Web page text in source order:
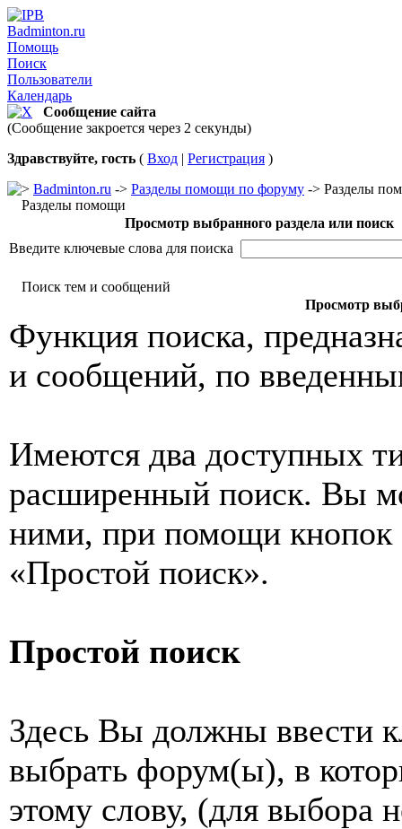
Badminton.ru
Помощь
Поиск
Пользователи
Календарь
Сообщение сайта
(Сообщение закроется через 2 секунды)
Здравствуйте, гость ( Вход | Регистрация )
Badminton.ru -> Разделы помощи по форуму -> Разделы
Разделы помощи
Просмотр выбранного раздела или поиск
Введите ключевые слова для поиска
Поиск тем и сообщений
Просмотр
Функция поиска,
и сообщений, по
Имеются два доступных
расширенный поиск. Вы
ними, при помощи
«Простой поиск».
Простой поиск
Здесь Вы должны ввести
выбрать форум(ы), в
этому слову, (для выбора